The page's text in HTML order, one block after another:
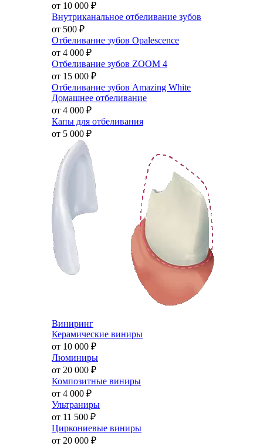
от 10 000 ₽
Внутриканальное отбеливание зубов
от 500 ₽
Отбеливание зубов Opalescence
от 4 000 ₽
Отбеливание зубов ZOOM 4
от 15 000 ₽
Отбеливание зубов Amazing White
Домашнее отбеливание
от 4 000 ₽
Капы для отбеливания
от 5 000 ₽
Виниринг
Керамические виниры
от 10 000 ₽
Люминиры
от 20 000 ₽
Композитные виниры
от 4 000 ₽
Ультраниры
от 11 500 ₽
Циркониевые виниры
от 20 000 ₽